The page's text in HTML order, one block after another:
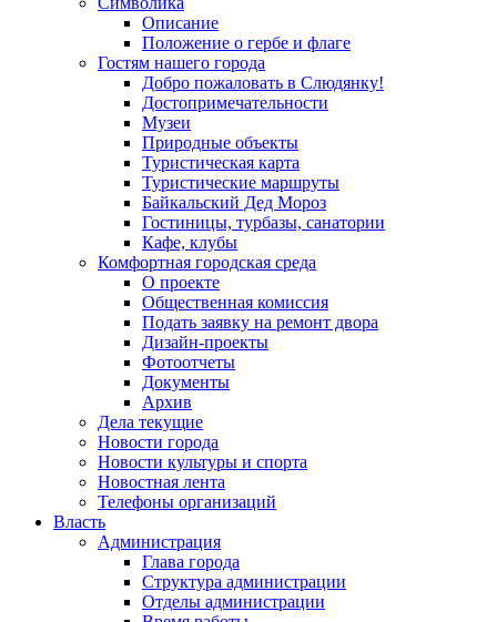
Описание
Положение о гербе и флаге
Гостям нашего города
Добро пожаловать в Слюдянку!
Достопримечательности
Музеи
Природные объекты
Туристическая карта
Туристические маршруты
Байкальский Дед Мороз
Гостиницы, турбазы, санатории
Кафе, клубы
Комфортная городская среда
О проекте
Общественная комиссия
Подать заявку на ремонт двора
Дизайн-проекты
Фотоотчеты
Документы
Архив
Дела текущие
Новости города
Новости культуры и спорта
Новостная лента
Телефоны организаций
Власть
Администрация
Глава города
Структура администрации
Отделы администрации